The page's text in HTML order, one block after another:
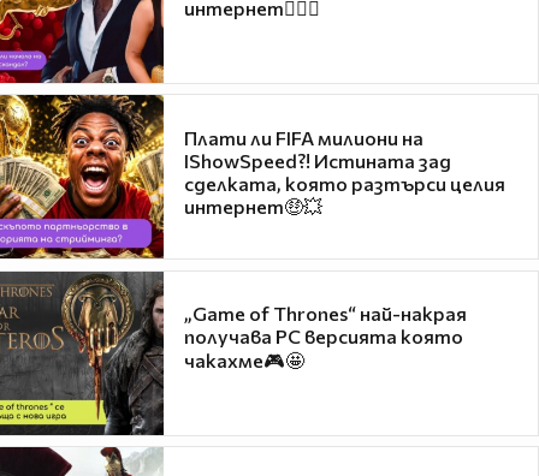
интернет❤️‍🔥🔥
Плати ли FIFA милиони на
IShowSpeed?! Истината зад
сделката, която разтърси целия
интернет🤑💥
„Game of Thrones“ най-накрая
получава PC версията която
чакахме🎮🤩